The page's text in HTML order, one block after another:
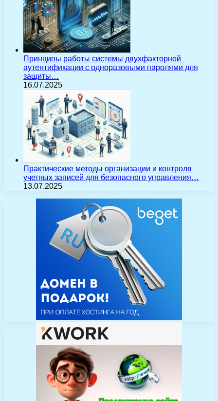
Принципы работы системы двухфакторной
аутентификации с одноразовыми паролями для
защиты…
16.07.2025
Практические методы организации и контроля
учетных записей для безопасного управления…
13.07.2025